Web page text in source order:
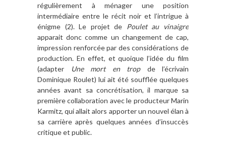
régulièrement à ménager une position
intermédiaire entre le récit noir et l’intrigue à
énigme (2). Le projet de Poulet au vinaigre
apparait donc comme un changement de cap,
impression renforcée par des considérations de
production. En effet, et quoique l’idée du film
(adapter
Une mort en tropde l’écrivain
Dominique Roulet) lui ait été soufflée quelques
années avant sa concrétisation, il marque sa
première collaboration avec le producteur Marin
Karmitz, qui allait alors apporter un nouvel élan à
sa carrière après quelques années d’insuccès
critique et public.